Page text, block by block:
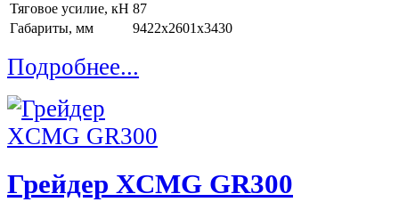
Тяговое усилие, кН 87
Габариты, мм
9422x2601x3430
Подробнее...
Грейдер XCMG GR300